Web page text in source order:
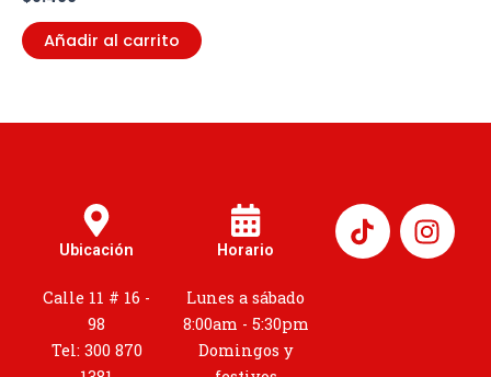
Añadir al carrito
Ubicación
Calle 11 # 16 -
98
Tel: 300 870
Horario
Lunes a sábado
8:00am - 5:30pm
Domingos y
I
n
s